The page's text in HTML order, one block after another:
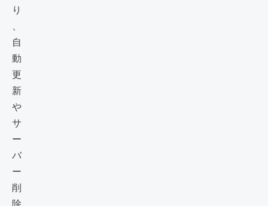
り
、
自
動
更
新
や
サ
ー
バ
ー
削